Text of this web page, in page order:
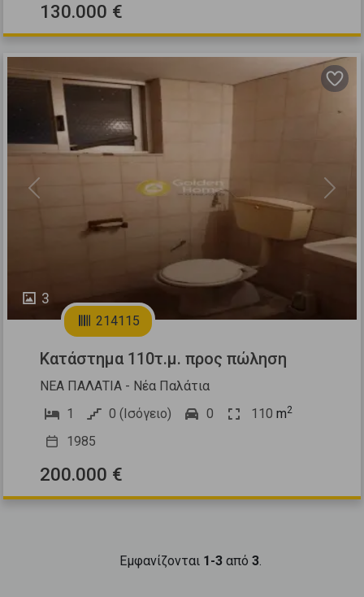
130.000 €
3
Previous Next
214115
Κατάστημα 110τ.μ. προς πώληση
ΝΕΑ ΠΑΛΑΤΙΑ - Νέα Παλάτια
1
0 (Ισόγειο) 0 110 m2
1985
200.000 €
Εμφανίζονται 1-3από 3.